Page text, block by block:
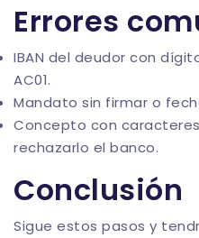
Errores
IBAN del deudor con
AC01.
Mandato sin firmar o
Concepto con
rechazarlo el banco.
Conclusión
Sigue estos pasos y